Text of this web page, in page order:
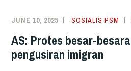
JUNE 10, 2025 SOSIALIS PSM
AS: Protes besar-
pengusiran imigran